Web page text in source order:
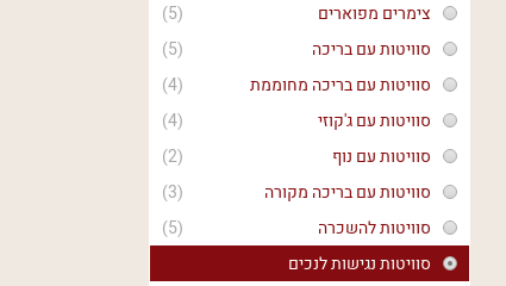
(5)
צימרים מפוארים
(5)
סוויטות עם בריכה
(4)
סוויטות עם בריכה מחוממת
(4)
סוויטות עם ג'קוזי
(2)
סוויטות עם נוף
(3)
סוויטות עם בריכה מקורה
(5)
סוויטות להשכרה
סוויטות נגישות לנכים